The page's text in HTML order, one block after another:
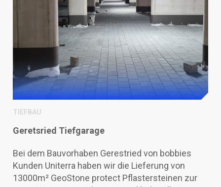
TIEFBAU
Geretsried Tiefgarage
Bei dem Bauvorhaben Gerestried von bobbies
Kunden Uniterra haben wir die Lieferung von
13000m² GeoStone protect Pflastersteinen zur